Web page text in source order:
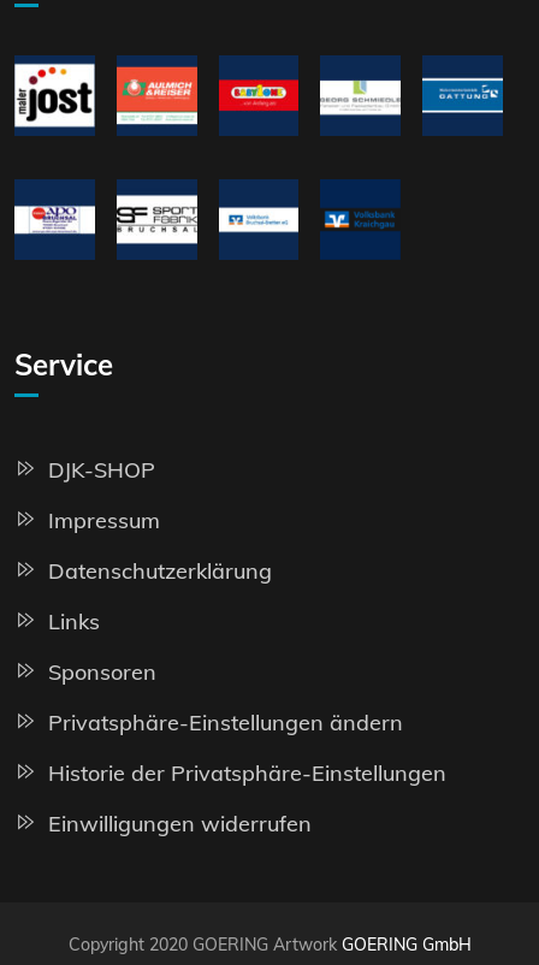
Service
DJK-SHOP
Impressum
Datenschutzerklärung
Links
Sponsoren
Privatsphäre-Einstellungen ändern
Historie der Privatsphäre-Einstellungen
Einwilligungen widerrufen
Copyright 2020 GOERING Artwork GOERING GmbH